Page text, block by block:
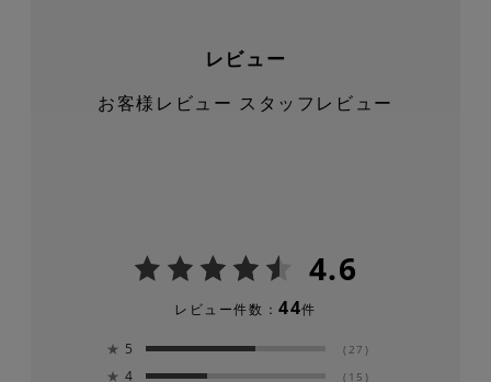
レビュー
お客様レビュー スタッフレビュー
4.6
レビュー件数：44件
★ 5 (27)
★ 4 (15)